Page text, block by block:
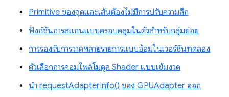
Primitive ของจุดและเส้นต้องไม่มีการปรับความลึก
ฟังก์ชันการสแกนแบบครอบคลุมในตัวสำหรับกลุ่มย่อย
การรองรับการวาดหลายรายการแบบอ้อมในเวอร์ชันทดลอง
ตัวเลือกการคอมไพล์โมดูล Shader แบบเข้มงวด
นำ requestAdapterInfo() ของ GPUAdapter ออก